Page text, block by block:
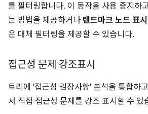
를 필터링합니다. 이 동작을 사용 중지하
는 방법을 제공하거나 랜드마크 노드 표시
은 대체 필터링을 제공할 수 있습니다.
접근성 문제 강조표시
트리에 '접근성 권장사항' 분석을 통합하
서 직접 접근성 문제를 강조 표시할 수 있